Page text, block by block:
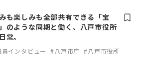
も楽しみも全部共有できる「宝
のような同期と働く、八戸市役所
常。
インタビュー #八戸市庁 #八戸市役所